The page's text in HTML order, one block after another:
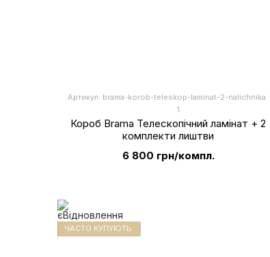
Артикул: brama-korob-teleskop-laminat-2-nalichnika
1
Короб Brama Телескопічний ламінат + 2
комплекти лиштви
6 800 грн/компл.
ЧАСТО КУПУЮТЬ